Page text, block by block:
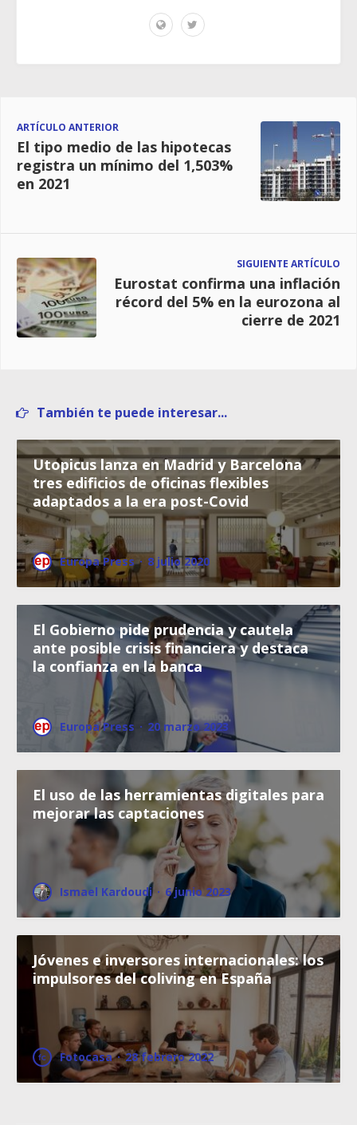
ARTÍCULO ANTERIOR
El tipo medio de las hipotecas
registra un mínimo del 1,503%
en 2021
SIGUIENTE ARTÍCULO
Eurostat confirma una inflación
récord del 5% en la eurozona al
cierre de 2021
También te puede interesar...
Utopicus lanza en Madrid y Barcelona
tres edificios de oficinas flexibles
adaptados a la era post-Covid
Europa Press · 8 julio 2020
El Gobierno pide prudencia y cautela
ante posible crisis financiera y destaca
la confianza en la banca
Europa Press · 20 marzo 2023
El uso de las herramientas digitales para
mejorar las captaciones
Ismael Kardoudi · 6 junio 2023
Jóvenes e inversores internacionales: los
impulsores del coliving en España
Fotocasa · 28 febrero 2022